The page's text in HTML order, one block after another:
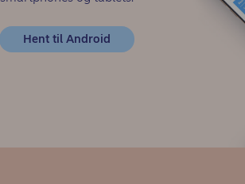
Hent til Android (opens in new window)